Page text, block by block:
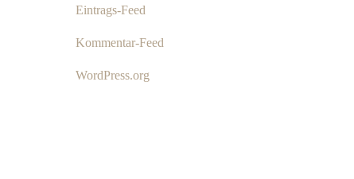
Eintrags-Feed
Kommentar-Feed
WordPress.org